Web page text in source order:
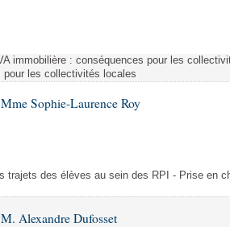
immobilière : conséquences pour les
pour les collectivités locales
Sophie-Laurence Roy
trajets des élèves au sein des RPI - Prise en
Alexandre Dufosset